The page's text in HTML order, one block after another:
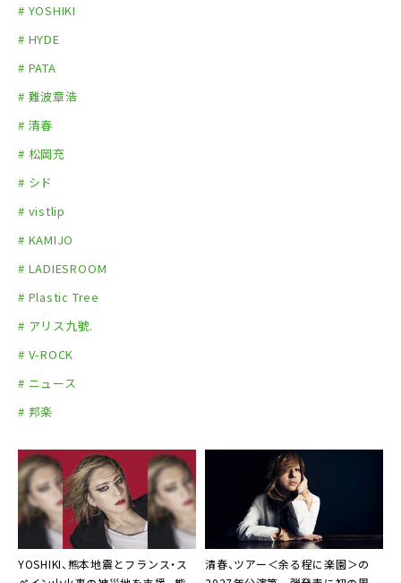
# YOSHIKI
# HYDE
# PATA
# 難波章浩
# 清春
# 松岡充
# シド
# vistlip
# KAMIJO
# LADIESROOM
# Plastic Tree
# アリス九號.
# V-ROCK
# ニュース
# 邦楽
YOSHIKI、熊本地震とフランス・ス
清春、ツアー＜余る程に楽園＞の